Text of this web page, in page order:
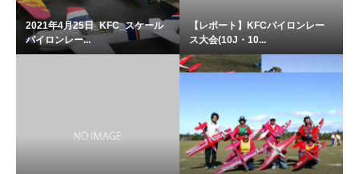
2021年4月25日_KFC_スケール
パイロンレー...
【レポート】KFCパイロンレー
ス大会(10J・10...